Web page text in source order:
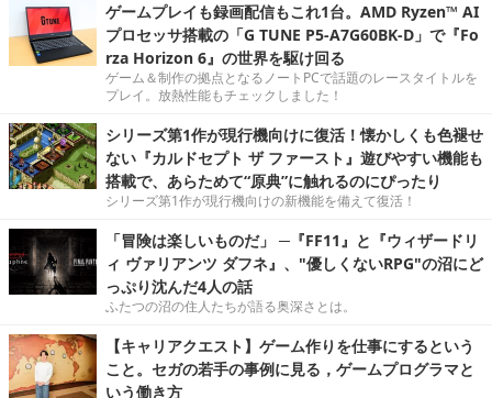
ゲームプレイも録画配信もこれ1台。AMD Ryzen™ AI
プロセッサ搭載の「G TUNE P5-A7G60BK-D」で『Fo
rza Horizon 6』の世界を駆け回る
ゲーム＆制作の拠点となるノートPCで話題のレースタイトルを
プレイ。放熱性能もチェックしました！
シリーズ第1作が現行機向けに復活！懐かしくも色褪せ
ない『カルドセプト ザ ファースト』遊びやすい機能も
搭載で、あらためて“原典”に触れるのにぴったり
シリーズ第1作が現行機向けの新機能を備えて復活！
「冒険は楽しいものだ」 ─『FF11』と『ウィザードリ
ィ ヴァリアンツ ダフネ』、"優しくないRPG"の沼にど
っぷり沈んだ4人の話
ふたつの沼の住人たちが語る奥深さとは。
【キャリアクエスト】ゲーム作りを仕事にするという
こと。セガの若手の事例に見る，ゲームプログラマと
いう働き方